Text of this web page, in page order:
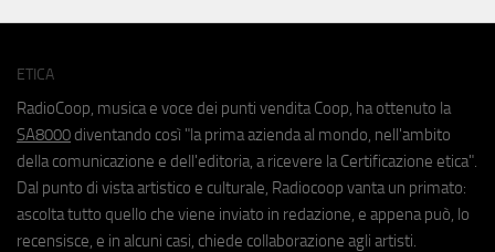
ETICA
RadioCoop, musica e voce dei punti vendita Coop, ha ottenuto la
SA8000 diventando così "la prima azienda al mondo, nell'ambito
della comunicazione e dell'editoria, a ricevere la Certificazione etica".
Dal punto di vista artistico e culturale, Radiocoop vanta un primato:
ascolta tutto quello che viene inviato in redazione, e appena può, lo
recensisce, e in alcuni casi, chiede collaborazione agli artisti.